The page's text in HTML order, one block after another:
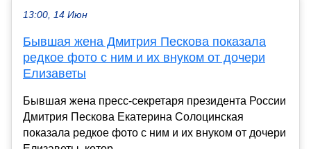
13:00, 14 Июн
Бывшая жена Дмитрия Пескова показала
редкое фото с ним и их внуком от дочери
Елизаветы
Бывшая жена пресс-секретаря президента России
Дмитрия Пескова Екатерина Солоцинская
показала редкое фото с ним и их внуком от дочери